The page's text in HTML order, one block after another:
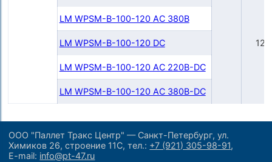
LM WPSM-B-100-120 AC 380B
LM WPSM-B-100-120 DC
LM WPSM-B-100-120 AC 220B-DC
LM WPSM-B-100-120 AC 380B-DC
ООО "Паллет Тракс Центр" — Санкт-Петербург, ул.
Химиков 26, строение 11С,тел.: +7 (921) 305-98-91,
E-mail: info@pt-47.ru